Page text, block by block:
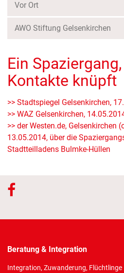
Vor Ort
AWO Stiftung Gelsenkirchen
Ein
Kontakte knüpft
>> Stadtspiegel Gelsenkirchen,
>> WAZ Gelsenkirchen,
>> der Westen.de, Gelsenkirchen
13.05.2014, über die
Stadtteilladens Bulmke-Hüllen
Beratung & Integration
Integration, Zuwanderung, Flüchtlinge